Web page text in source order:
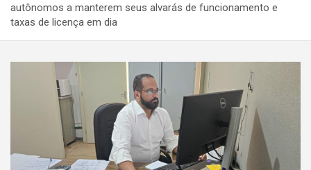
autônomos a manterem seus alvarás de funcionamento e
taxas de licença em dia